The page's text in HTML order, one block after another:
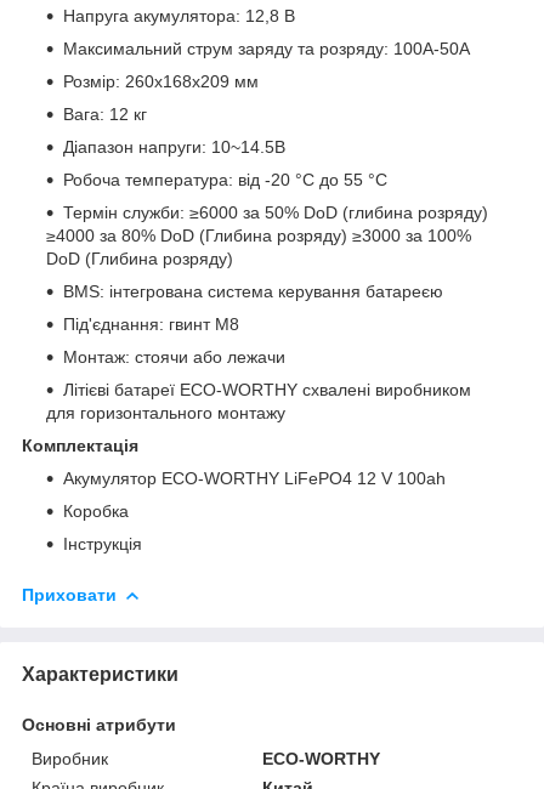
Напруга акумулятора: 12,8 В
Максимальний струм заряду та розряду: 100A-50A
Розмір: 260х168х209 мм
Вага: 12 кг
Діапазон напруги: 10~14.5В
Робоча температура: від -20 °C до 55 °C
Термін служби: ≥6000 за 50% DoD (глибина розряду)
≥4000 за 80% DoD (Глибина розряду) ≥3000 за 100%
DoD (Глибина розряду)
BMS: інтегрована система керування батареєю
Під'єднання: гвинт M8
Монтаж: стоячи або лежачи
Літієві батареї ECO-WORTHY схвалені виробником
для горизонтального монтажу
Комплектація
Акумулятор ECO-WORTHY LiFePO4 12 V 100ah
Коробка
Інструкція
Приховати
Характеристики
Основні атрибути
Виробник
ECO-WORTHY